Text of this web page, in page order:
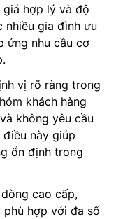
hợp lý và độ
nhiều gia đình ưu
ứng nhu cầu cơ
vị rõ ràng trong
khách hàng
không yêu cầu
điều này giúp
ổn định trong
cao cấp,
phù hợp với đa số